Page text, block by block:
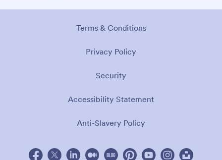
Terms & Conditions
Privacy Policy
Security
Accessibility Statement
Anti-Slavery Policy